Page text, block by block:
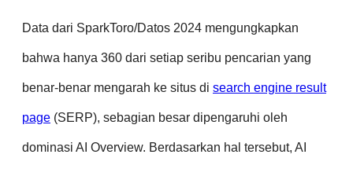
Data dari SparkToro/Datos 2024 mengungkapkan
bahwa hanya 360 dari setiap seribu pencarian yang
benar-benar mengarah ke situs di search engine result
page (SERP), sebagian besar dipengaruhi oleh
dominasi AI Overview. Berdasarkan hal tersebut, AI